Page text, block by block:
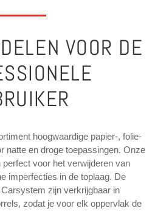
VOOR DE
hoogwaardige papier-, folie-
natte en droge toepassingen. Onze
voor het verwijderen van
imperfecties in de toplaag. De
zijn verkrijgbaar in
zodat je voor elk oppervlak de